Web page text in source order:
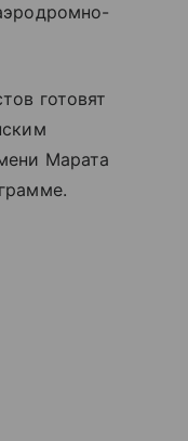
готовят
Марата